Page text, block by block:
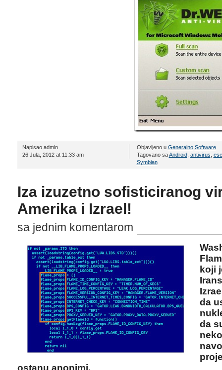
Napisao admin
26 Jula, 2012 at 11:33 am
Objavljeno u Generalno, Software
Tagovano saAndroid, antivirus
Symbian
Iza izuzetno sofisticiranog
Amerika i Izrael!
sa jednim komentarom
koji
da
da
ostanu anonimi.